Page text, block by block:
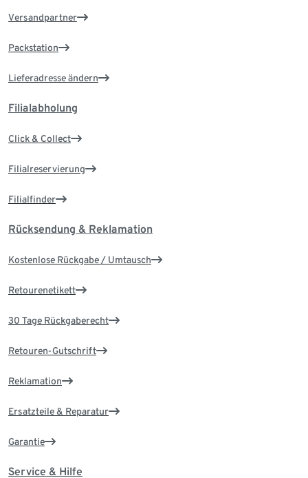
Versandpartner
Packstation
Lieferadresse ändern
Filialabholung
Click & Collect
Filialreservierung
Filialfinder
Rücksendung & Reklamation
Kostenlose Rückgabe / Umtausch
Retourenetikett
30 Tage Rückgaberecht
Retouren-Gutschrift
Reklamation
Ersatzteile & Reparatur
Garantie
Service & Hilfe